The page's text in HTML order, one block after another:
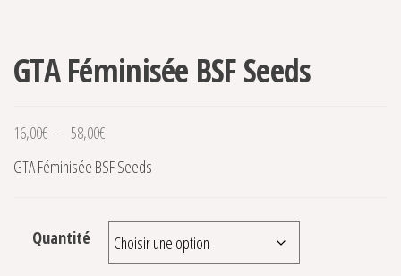
GTA Féminisée BSF Seeds
16,00€ – 58,00€
GTA Féminisée BSF Seeds
Quantité